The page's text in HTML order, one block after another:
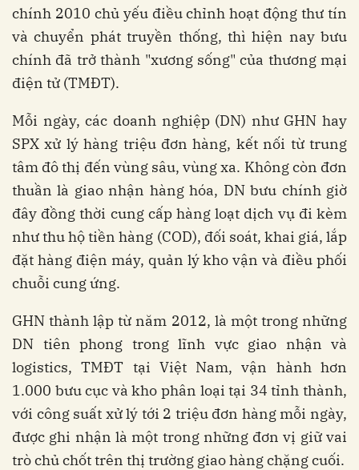
chính 2010 chủ yếu điều chỉnh hoạt động thư tín
và chuyển phát truyền thống, thì hiện nay bưu
chính đã trở thành "xương sống" của thương mại
điện tử (TMĐT).
Mỗi ngày, các doanh nghiệp (DN) như GHN hay
SPX xử lý hàng triệu đơn hàng, kết nối từ trung
tâm đô thị đến vùng sâu, vùng xa. Không còn đơn
thuần là giao nhận hàng hóa, DN bưu chính giờ
đây đồng thời cung cấp hàng loạt dịch vụ đi kèm
như thu hộ tiền hàng (COD), đối soát, khai giá, lắp
đặt hàng điện máy, quản lý kho vận và điều phối
chuỗi cung ứng.
GHN thành lập từ năm 2012, là một trong những
DN tiên phong trong lĩnh vực giao nhận và
logistics, TMĐT tại Việt Nam, vận hành hơn
1.000 bưu cục và kho phân loại tại 34 tỉnh thành,
với công suất xử lý tới 2 triệu đơn hàng mỗi ngày,
được ghi nhận là một trong những đơn vị giữ vai
trò chủ chốt trên thị trường giao hàng chặng cuối.